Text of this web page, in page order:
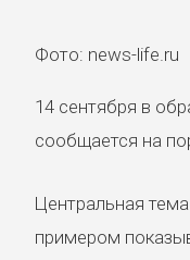
Фото: news-life.ru
14 сентября в
сообщается на
Центральная
примером